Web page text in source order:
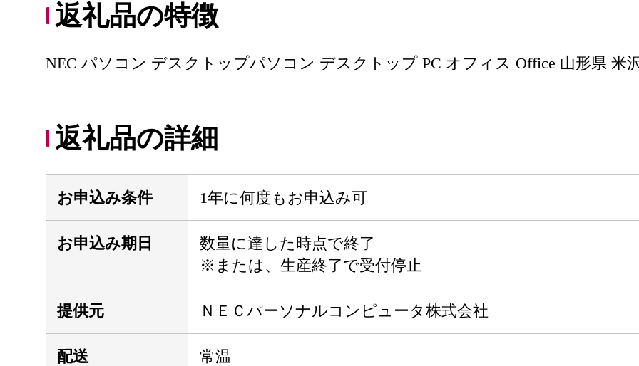
返礼品の特徴
NEC パソコン デスクトップパソコン デスクトップ PC オフィス Office 山形県 米
返礼品の詳細
お申込み条件 1年に何度もお申込み可
お申込み期日
数量に達した時点で終了
※または、生産終了で受付停止
提供元 ＮＥＣパーソナルコンピュータ株式会社
配送 常温